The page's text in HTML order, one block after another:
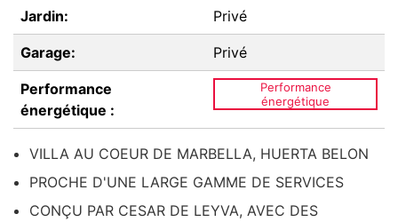
Jardin: Privé
Garage: Privé
Performance
énergétique :
Performance
énergétique
VILLA AU COEUR DE MARBELLA, HUERTA BELON
PROCHE D'UNE LARGE GAMME DE SERVICES
CONÇU PAR CESAR DE LEYVA, AVEC DES